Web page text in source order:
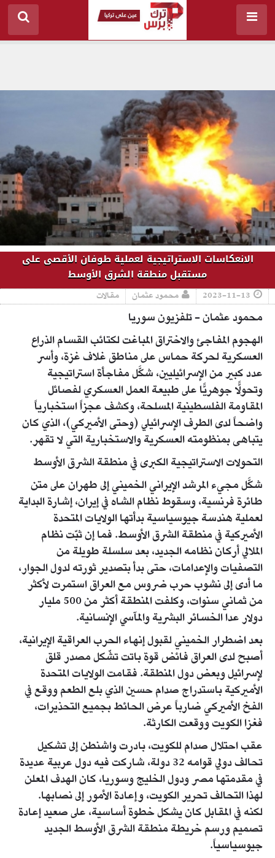
الانعكاسات الاستراتيجية لعملية طوفان الأقصى على
مستقبل منطقة الشرق الأوسط
2023-11-13 محمود عثمان مقالات
محمود عثمان - تلفزيون سوريا
الهجوم المفاجئ والاختراق المباغت لكتائب القسام الذراع
العسكرية لحركة حماس على مناطق غلاف غزة، وأسر
عدد كبير من الإسرائيليين، شكَّل مفاجأة استراتيجية
وتحولًّا جوهريًّا على طبيعة العمل العسكري لفصائل
المقاومة الفلسطينية المسلحة، وكشف عجزاً استخبارياً
واضحاً لدى الطرف الإسرائيلي (وحتى الأميركي)، الذي كان
يتباهى بمنظومته العسكرية والاستخبارية التي لا تقهر.
التحولات الاستراتيجية الكبرى في منطقة الشرق الأوسط
شكَّل مجيء المرشد الإيراني الخميني إلى طهران على متن
طائرة فرنسية، وسقوط نظام الشاه في إيران، إشارة البداية
لعملية هندسة جيوسياسية بدأتها الولايات المتحدة
الأميركية في منطقة الشرق الأوسط. فما إن ثبّت نظام
الملالي أركان نظامه الجديد، بعد سلسلة طويلة من
التصفيات والإعدامات، حتى بدأ بتصدير ثورته لدول الجوار،
ما أدى إلى نشوب حرب ضروس مع العراق استمرت لأكثر
من ثماني سنوات، وكلفت المنطقة أكثر من 500 مليار
دولار عدا الخسائر البشرية والمآسي الإنسانية.
بعد اضطرار الخميني لقبول إنهاء الحرب العراقية الإيرانية،
أصبح لدى العراق فائض قوة باتت تشّكل مصدر قلق
لإسرائيل وبعض دول المنطقة. فقامت الولايات المتحدة
الأميركية باستدراج صدام حسين الذي بلع الطعم ووقع في
الفخ الأميركي ضارباً عرض الحائط بجميع التحذيرات،
فغزا الكويت ووقعت الكارثة.
عقب احتلال صدام للكويت، بادرت واشنطن إلى تشكيل
تحالف دولي قوامه 32 دولة، شاركت فيه دول عربية عديدة
في مقدمتها مصر ودول الخليج وسوريا، كان الهدف المعلن
لهذا التحالف تحرير الكويت، وإعادة الأمور إلى نصابها.
لكنه في المقابل كان يشكل خطوة أساسية، على صعيد إعادة
تصميم ورسم خريطة منطقة الشرق الأوسط الجديد
جيوسياسياً.